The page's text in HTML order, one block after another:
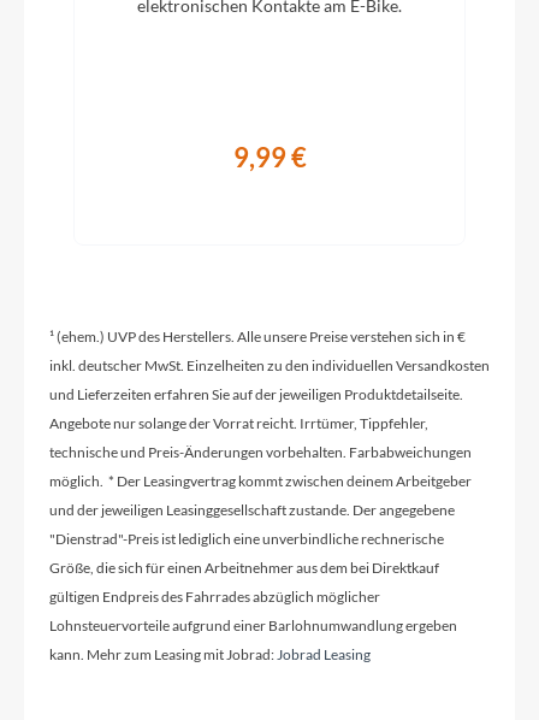
Achse
Rahmenmaterial
Kurbelgarnitur
FSA CK-746, 44t
Kassette
Shimano Deore, CS-M5100, 11-42t
elektronischen Kontakte am E-Bike.
9,99 €
¹ (ehem.) UVP des Herstellers. Alle unsere Preise verstehen sich in €
inkl. deutscher MwSt. Einzelheiten zu den individuellen Versandkosten
und Lieferzeiten erfahren Sie auf der jeweiligen Produktdetailseite.
Angebote nur solange der Vorrat reicht. Irrtümer, Tippfehler,
technische und Preis-Änderungen vorbehalten. Farbabweichungen
möglich. * Der Leasingvertrag kommt zwischen deinem Arbeitgeber
und der jeweiligen Leasinggesellschaft zustande. Der angegebene
"Dienstrad"-Preis ist lediglich eine unverbindliche rechnerische
Größe, die sich für einen Arbeitnehmer aus dem bei Direktkauf
gültigen Endpreis des Fahrrades abzüglich möglicher
Lohnsteuervorteile aufgrund einer Barlohnumwandlung ergeben
kann. Mehr zum Leasing mit Jobrad:Jobrad Leasing